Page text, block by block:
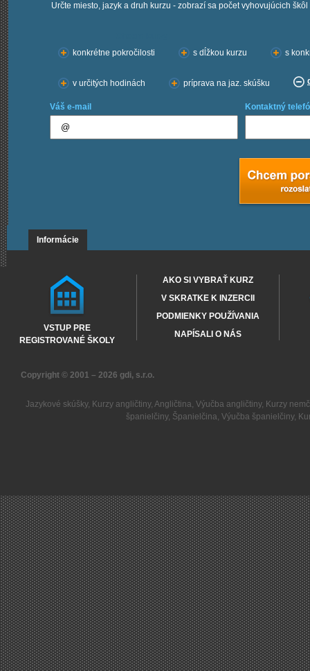
Určte miesto, jazyk a druh kurzu - zobrazí sa počet vyhovujúcich škôl
konkrétne pokročilosti
s dĺžkou kurzu s
v určitých hodinách príprava na jaz. skúšku
Váš e-mail Kontaktný
Informácie
VSTUP PRE
REGISTROVANÉ ŠKOLY
AKO SI VYBRAŤ KURZ
V SKRATKE K INZERCII
PODMIENKY POUŽÍVANIA
NAPÍSALI O NÁS
Copyright © 2001 – 2026 gdi, s.r.o.
Jazykové skúšky, Kurzy angličtiny, Angličtina, Výučba angličtiny, Kurzy
španielčiny, Španielčina, Výučba španielčiny,